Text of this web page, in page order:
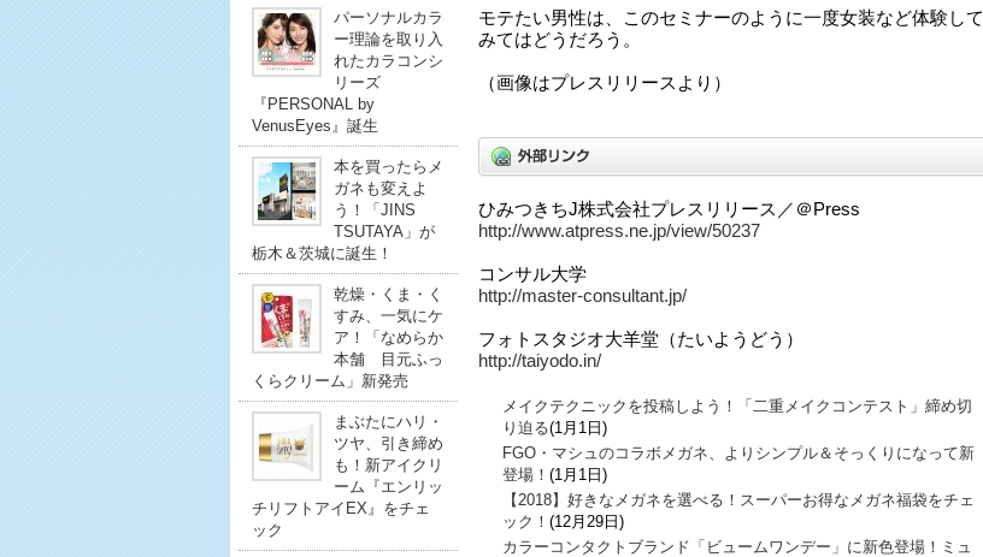
パーソナルカラ
ー理論を取り入
れたカラコンシ
リーズ
『PERSONAL by
VenusEyes』誕生
本を買ったらメ
ガネも変えよ
う！「JINS
TSUTAYA」が
栃木＆茨城に誕生！
乾燥・くま・く
すみ、一気にケ
ア！「なめらか
本舗 目元ふっ
くらクリーム」新発売
まぶたにハリ・
ツヤ、引き締め
も！新アイクリ
ーム『エンリッ
チリフトアイEX』をチェ
ック
モテたい男性は、このセミナーのように一度女装など体験して
みてはどうだろう。
（画像はプレスリリースより）
ひみつきちJ株式会社プレスリリース／＠Press
http://www.atpress.ne.jp/view/50237
コンサル大学
http://master-consultant.jp/
フォトスタジオ大羊堂（たいようどう）
http://taiyodo.in/
メイクテクニックを投稿しよう！「二重メイクコンテスト」締め切
り迫る(1月1日)
FGO・マシュのコラボメガネ、よりシンプル＆そっくりになって新
登場！ (1月1日)
【2018】好きなメガネを選べる！スーパーお得なメガネ福袋をチェ
ック！ (12月29日)
カラーコンタクトブランド「ビュームワンデー」に新色登場！ミュ